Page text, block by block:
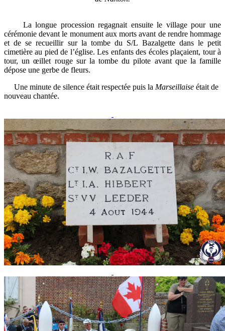
La longue procession regagnait ensuite le village pour une
cérémonie devant le monument aux morts avant de rendre hommage
et de se recueillir sur la tombe du S/L Bazalgette dans le petit
cimetière au pied de l’église. Les enfants des écoles plaçaient, tour à
tour, un œillet rouge sur la tombe du pilote avant que la famille
dépose une gerbe de fleurs.
Une minute de silence était respectée puis la Marseillaise était de
nouveau chantée.